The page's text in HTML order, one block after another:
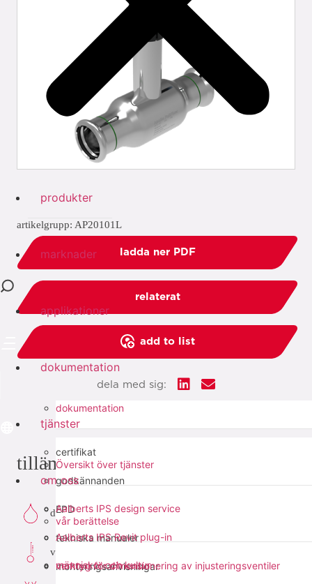
produkter
marknader
applikationer
dokumentation
dokumentation
certifikat
godkännanden
EPD
tekniska manualer
monteringsanvisningar
tjänster
Översikt över tjänster
Aalberts IPS design service
Aalberts IPS Revit plug-in
verktyg för dimensionering av injusteringsventiler
om oss
vår berättelse
människor och kultur
artikelgrupp: AP20101L
ladda ner PDF
relaterat
add to list
dela med sig:
tillämpningar
dricksvatten
värme